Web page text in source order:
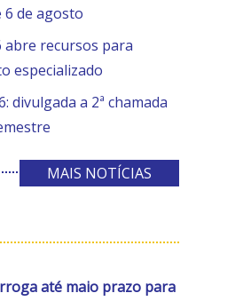
de agosto
abre recursos para
especializado
divulgada a 2ª chamada
MAIS NOTÍCIAS
até maio prazo para